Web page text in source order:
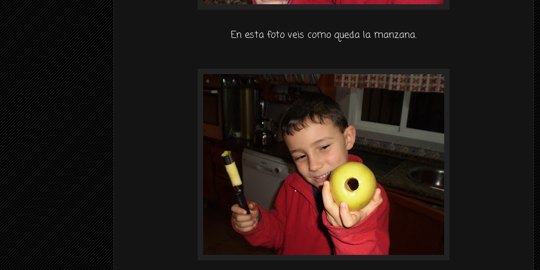
En esta foto veis como queda la manzana.